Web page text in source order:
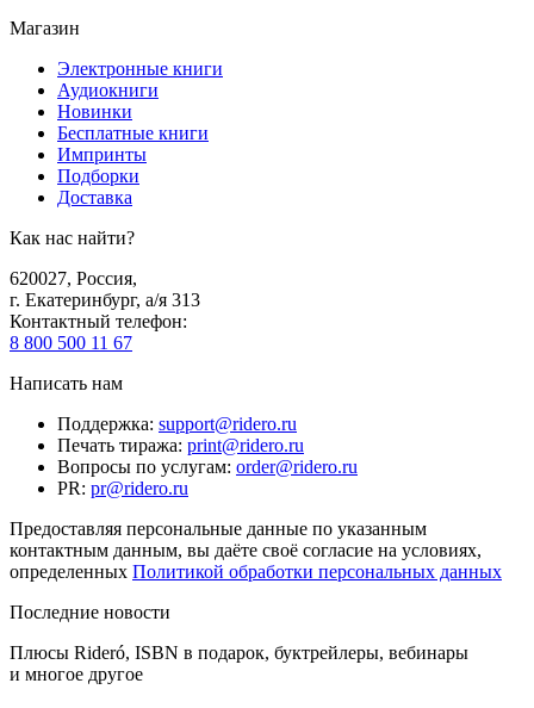
Магазин
Электронные книги
Аудиокниги
Новинки
Бесплатные книги
Импринты
Подборки
Доставка
Как нас найти?
620027, Россия,
г. Екатеринбург, а/я 313
Контактный телефон:
8 800 500 11 67
Написать нам
Поддержка: support@ridero.ru
Печать тиража: print@ridero.ru
Вопросы по услугам: order@ridero.ru
PR: pr@ridero.ru
Предоставляя персональные данные по указанным
контактным данным, вы даёте своё согласие на условиях,
определенных Политикой обработки персональных данных
Последние новости
Плюсы Rideró, ISBN в подарок, буктрейлеры, вебинары
и многое другое